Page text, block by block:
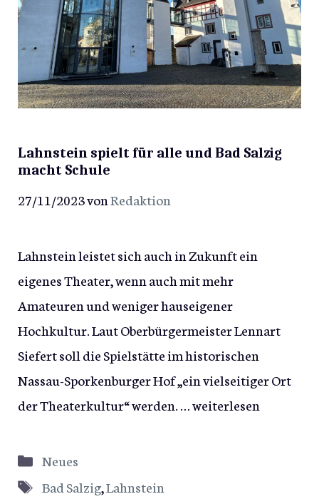
Lahnstein spielt für alle und Bad Salzig
macht Schule
27/11/2023vonRedaktion
Lahnstein leistet sich auch in Zukunft ein
eigenes Theater, wenn auch mit mehr
Amateuren und weniger hauseigener
Hochkultur. Laut Oberbürgermeister Lennart
Siefert soll die Spielstätte im historischen
Nassau-Sporkenburger Hof „ein vielseitiger Ort
der Theaterkultur“ werden. …weiterlesen
Kategorien
Neues
Schlagwörter
Bad Salzig,Lahnstein